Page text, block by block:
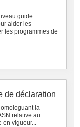
guide
aider les
les programmes de
de déclaration
la
relative au
en vigueur...